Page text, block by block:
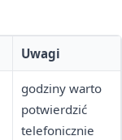
Uwagi
godziny warto
potwierdzić
telefonicznie